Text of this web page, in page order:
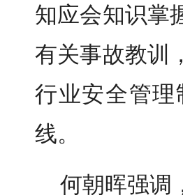
知应会知识掌
有关事故教训
行业安全管
线。
何朝晖强调